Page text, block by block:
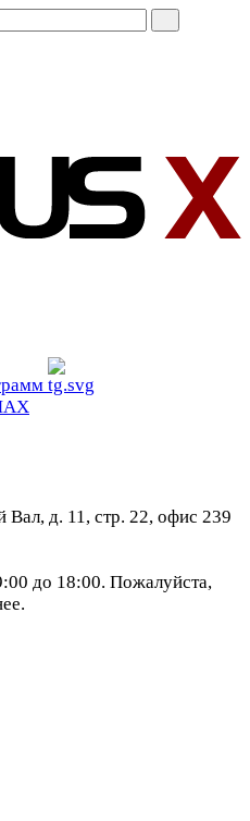
Вал, д. 11, стр. 22, офис 239
до 18:00. Пожалуйста,